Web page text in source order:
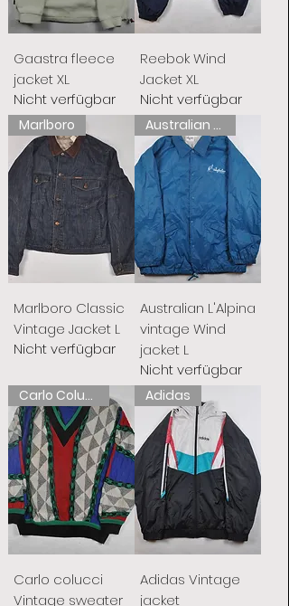
Gaastra fleece
jacket XL
Nicht verfügbar
Reebok Wind
Jacket XL
Nicht verfügbar
Marlboro
Marlboro Classic
Vintage Jacket L
Nicht verfügbar
Australian L'Alpina
Australian L'Alpina
vintage Wind
jacket L
Nicht verfügbar
Carlo Colucci
Carlo colucci
Vintage sweater
Adidas
Adidas Vintage
jacket